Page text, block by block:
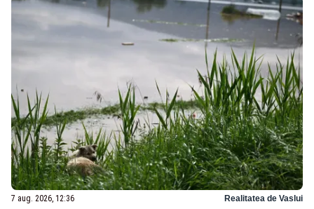
7 aug. 2026, 12:36 Realitatea de Vaslui